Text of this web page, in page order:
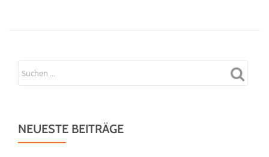
NEUESTE BEITRÄGE